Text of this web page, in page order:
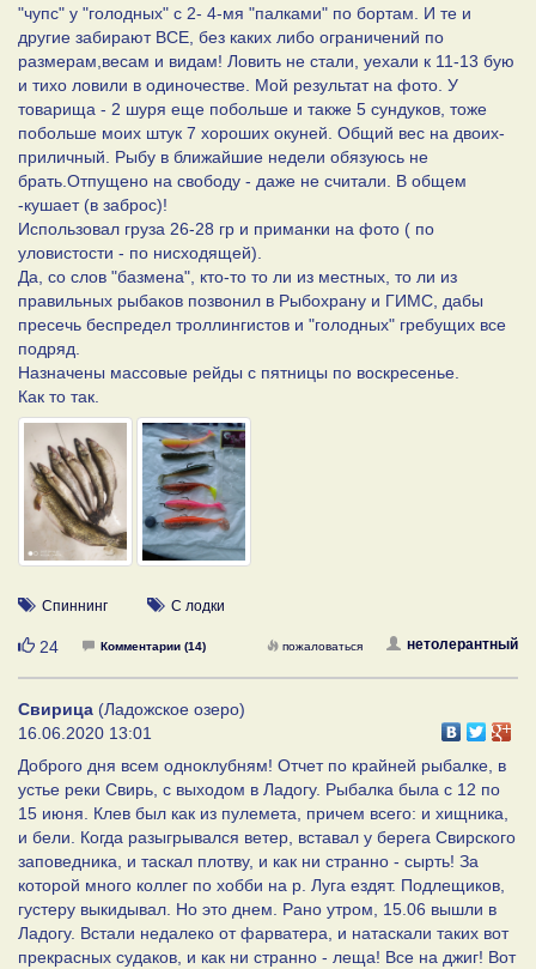
"чупс" у "голодных" с 2- 4-мя "палками" по бортам. И те и
другие забирают ВСЕ, без каких либо ограничений по
размерам,весам и видам! Ловить не стали, уехали к 11-13 бую
и тихо ловили в одиночестве. Мой результат на фото. У
товарища - 2 шуря еще побольше и также 5 сундуков, тоже
побольше моих штук 7 хороших окуней. Общий вес на двоих-
приличный. Рыбу в ближайшие недели обязуюсь не
брать.Отпущено на свободу - даже не считали. В общем
-кушает (в заброс)!
Использовал груза 26-28 гр и приманки на фото ( по
уловистости - по нисходящей).
Да, со слов "базмена", кто-то то ли из местных, то ли из
правильных рыбаков позвонил в Рыбохрану и ГИМС, дабы
пресечь беспредел троллингистов и "голодных" гребущих все
подряд.
Назначены массовые рейды с пятницы по воскресенье.
Как то так.
Спиннинг С лодки
Нравится
24 Комментарии (14) нетолерантный
пожаловаться
Свирица (Ладожское озеро)
16.06.2020 13:01
Доброго дня всем одноклубням! Отчет по крайней рыбалке, в
устье реки Свирь, с выходом в Ладогу. Рыбалка была с 12 по
15 июня. Клев был как из пулемета, причем всего: и хищника,
и бели. Когда разыгрывался ветер, вставал у берега Свирского
заповедника, и таскал плотву, и как ни странно - сырть! За
которой много коллег по хобби на р. Луга ездят. Подлещиков,
густеру выкидывал. Но это днем. Рано утром, 15.06 вышли в
Ладогу. Встали недалеко от фарватера, и натаскали таких вот
прекрасных судаков, и как ни странно - леща! Все на джиг! Вот